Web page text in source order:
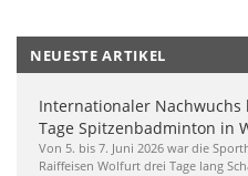
NEUESTE ARTIKEL
Internationaler
Tage Spitzenbadminton in
Von 5. bis 7. Juni 2026 war die
Raiffeisen Wolfurt drei Tage lang